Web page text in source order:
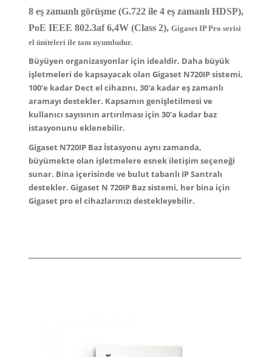
8 eş zamanlı görüşme (G.722 ile 4 eş zamanlı HDSP),
PoE IEEE 802.3af 6,4W (Class 2), Gigaset IP Pro serisi
el üniteleri ile tam uyumludur.
Büyüyen organizasyonlar için idealdir. Daha büyük
işletmeleri de kapsayacak olan Gigaset N720IP sistemi,
100'e kadar Dect el cihazını, 30'a kadar eş zamanlı
aramayı destekler. Kapsamın genişletilmesi ve
kullanıcı sayısının artırılması için 30'a kadar baz
istasyonunu eklenebilir.
Gigaset N720IP Baz İstasyonu aynı zamanda,
büyümekte olan işletmelere esnek iletişim seçeneği
sunar. Bina içerisinde ve bulut tabanlı IP Santralı
destekler. Gigaset N 720IP Baz sistemi, her bina için
Gigaset pro el cihazlarınızı destekleyebilir.